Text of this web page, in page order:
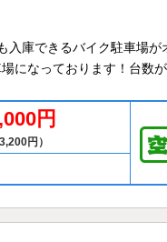
庫できるバイク駐車場が
になっております！台数
円
円）